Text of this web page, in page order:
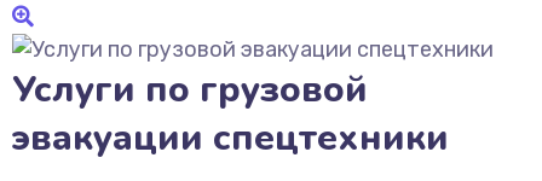
Услуги по грузовой
эвакуации спецтехники